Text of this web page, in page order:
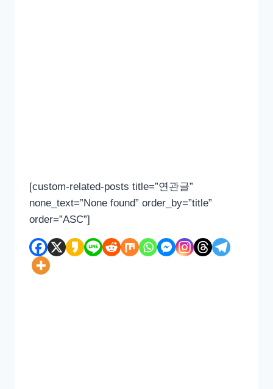
[custom-related-posts title=”연관글”
none_text=”None found” order_by=”title”
order=”ASC”]